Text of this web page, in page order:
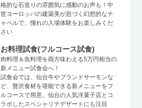
格的な石造りの雰囲気に感動のお声も！中
世ヨーロッパの建築美が息づく幻想的なチ
ャペルで、憧れの入場体験をお楽しみくだ
さい
お料理試食(フルコース試食)
肉料理＆魚料理を両方味わえる5万円相当の
新メニュー試食会へ！
試食会では、仙台牛やブランドサーモンな
ど、贅沢食材を堪能できる新メニューをフ
ルコースで用意。仙台の人気洋菓子店とコ
ラボしたスペシャリテデザートにも注目